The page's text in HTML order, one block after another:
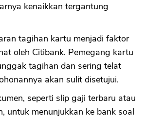
kenaikkan tergantung
tagihan kartu menjadi faktor
oleh Citibank. Pemegang kartu
tagihan dan sering telat
akan sulit disetujui.
seperti slip gaji terbaru atau
untuk menunjukkan ke bank soal